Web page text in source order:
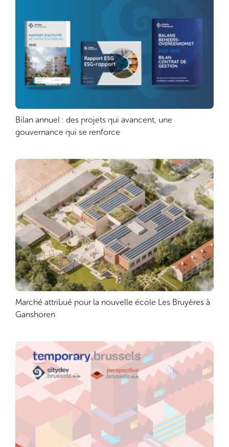
Lire plus
Bilan annuel : des projets qui avancent, une
gouvernance qui se renforce
Lire plus
Marché attribué pour la nouvelle école Les Bruyères à
Ganshoren